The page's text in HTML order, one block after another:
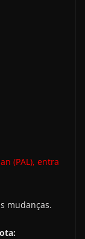
(PAL), entra
mudanças.